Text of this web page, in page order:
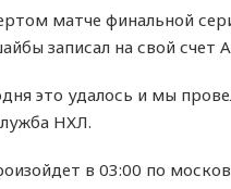
матче финальной
записал на свой счет
это удалось и мы
НХЛ.
в 03:00 по